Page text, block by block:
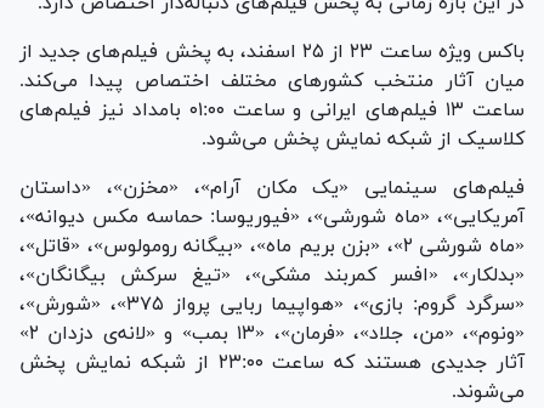
باکس ویژه ساعت ۲۳ از ۲۵ اسفند، به پخش فیلم‌های جدید از
میان آثار منتخب کشور‌های مختلف اختصاص پیدا می‌کند.
ساعت ۱۳ فیلم‌های ایرانی و ساعت ۰۱:۰۰ بامداد نیز فیلم‌های
کلاسیک از شبکه نمایش پخش می‌شود.
فیلم‌های سینمایی «یک مکان آرام»، «مخزن»، «داستان
آمریکایی»، «ماه شورشی»، «فیوریوسا: حماسه مکس دیوانه»،
«ماه شورشی ۲»، «بزن بریم ماه»، «بیگانه رومولوس»، «قاتل»،
«بدلکار»، «افسر کمربند مشکی»، «تیغ سرکش بیگانگان»،
«سرگرد گروم: بازی»، «هواپیما ربایی پرواز ۳۷۵»، «شورش»،
«ونوم»، «من، جلاد»، «فرمان»، «۱۳ بمب» و «لانه‌ی دزدان ۲»
آثار جدیدی هستند که ساعت ۲۳:۰۰ از شبکه نمایش پخش
می‌شوند.